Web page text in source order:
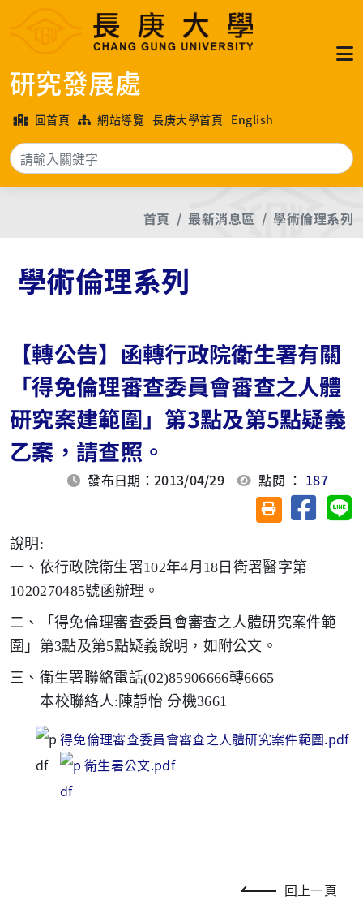
研究發展處
回首頁 網站導覽 長庚大學首頁 English
搜尋
首頁 最新消息區 學術倫理系列
學術倫理系列
【轉公告】函轉行政院衛生署有關
「得免倫理審查委員會審查之人體
研究案建範圍」第3點及第5點疑義
乙案，請查照。
發布日期：2013/04/29 點閱 ： 187
友善列印(另開視
分享至
說明 :
一、依行政院衛生署102年4月 18 日衛署醫字第
1020270485號函辦理。
二、「得免倫理審查委員會審查之人體研究案件範
圍」第3點及第5點疑義說明，如附公文。
三、衛生署聯絡電話(02)85906666轉6665
本校聯絡人: 陳靜怡 分機3661
得免倫理審查委員會審查之人體研究案件範圍.pdf
衛生署公文.pdf
回上一頁